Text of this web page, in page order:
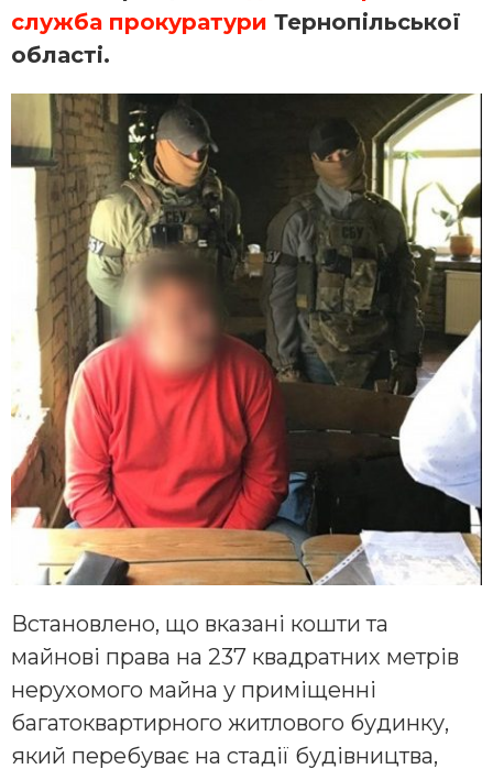
служба прокуратури Тернопільської
області.
Встановлено, що вказані кошти та
майнові права на 237 квадратних метрів
нерухомого майна у приміщенні
багатоквартирного житлового будинку,
який перебуває на стадії будівництва,